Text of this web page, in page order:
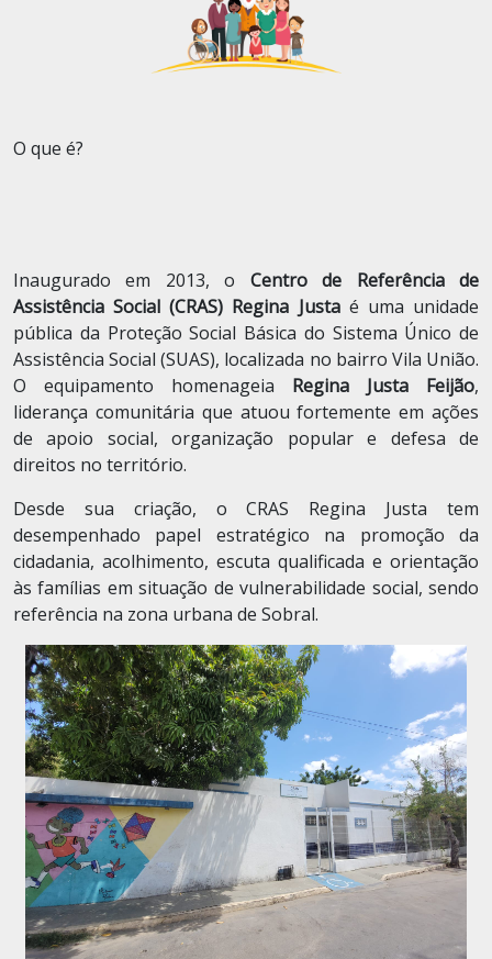
O que é?
Inaugurado em 2013, o Centro de Referência de
Assistência Social (CRAS) Regina Justaé uma unidade
pública da Proteção Social Básica do Sistema Único de
Assistência Social (SUAS), localizada no bairro Vila União.
O equipamento homenageia Regina Justa Feijão,
liderança comunitária que atuou fortemente em ações
de apoio social, organização popular e defesa de
direitos no território.
Desde sua criação, o CRAS Regina Justa tem
desempenhado papel estratégico na promoção da
cidadania, acolhimento, escuta qualificada e orientação
às famílias em situação de vulnerabilidade social, sendo
referência na zona urbana de Sobral.